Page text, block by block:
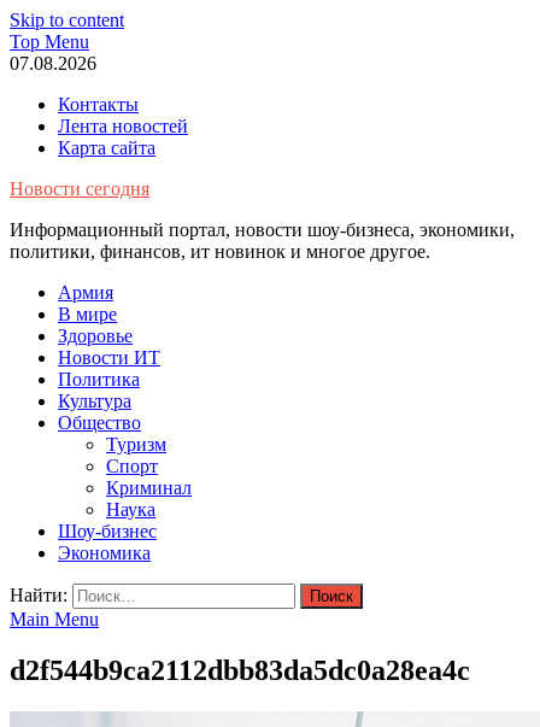
Skip to content
Top Menu
07.08.2026
Контакты
Лента новостей
Карта сайта
Новости сегодня
Информационный портал, новости шоу-бизнеса, экономики,
политики, финансов, ит новинок и многое другое.
Армия
В мире
Здоровье
Новости ИТ
Политика
Культура
Общество
Туризм
Спорт
Криминал
Наука
Шоу-бизнес
Экономика
Найти:
Main Menu
d2f544b9ca2112dbb83da5dc0a28ea4c